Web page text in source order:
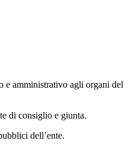
e amministrativo agli organi del
di consiglio e giunta.
dell’ente.